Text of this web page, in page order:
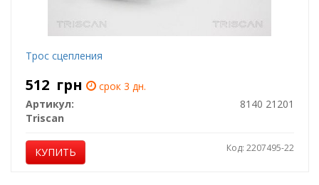
Трос сцепления
512 грн
срок 3 дн.
Артикул:
8140 21201
Triscan
КУПИТЬ Код: 2207495-22